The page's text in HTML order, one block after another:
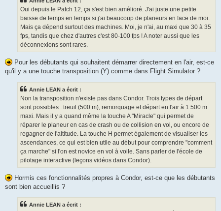
Oui depuis le Patch 12, ça s'est bien amélioré. J'ai juste une petite
baisse de temps en temps si j'ai beaucoup de planeurs en face de moi.
Mais ça dépend surtout des machines. Moi, je n'ai, au maxi que 30 à 35
fps, tandis que chez d'autres c'est 80-100 fps ! A noter aussi que les
déconnexions sont rares.
Pour les débutants qui souhaitent démarrer directement en l'air, est-ce
qu'il y a une touche transposition (Y) comme dans Flight Simulator ?
Annie LEAN a écrit :
Non la transposition n'existe pas dans Condor. Trois types de départ
sont possibles : treuil (500 m), remorquage et départ en l'air à 1 500 m
maxi. Mais il y a quand même la touche A "Miracle" qui permet de
réparer le planeur en cas de crash ou de collision en vol, ou encore de
regagner de l'altitude. La touche H permet également de visualiser les
ascendances, ce qui est bien utile au début pour comprendre "comment
ça marche" si l'on est novice en vol à voile. Sans parler de l'école de
pilotage interactive (leçons vidéos dans Condor).
Hormis ces fonctionnalités propres à Condor, est-ce que les débutants
sont bien accueillis ?
Annie LEAN a écrit :